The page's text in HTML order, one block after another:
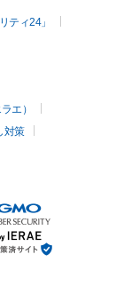
ティ24」
エ）
対策